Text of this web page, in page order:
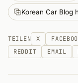
Korean Car Blog
TEILEN X
REDDIT
EMAIL